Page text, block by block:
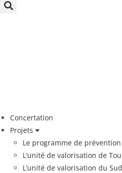
Concertation
Projets
Le programme de
L’unité de valorisation de
L’unité de valorisation du